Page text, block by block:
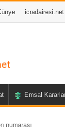
Emsal
numarası